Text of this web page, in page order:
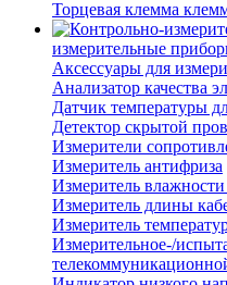
Торцевая клемма
измерительные
Аксессуары для
Анализатор качества
Датчик температуры
Детектор скрытой
Измерители
Измеритель антифриза
Измеритель влажности
Измеритель длины
Измеритель
Измерительное-/